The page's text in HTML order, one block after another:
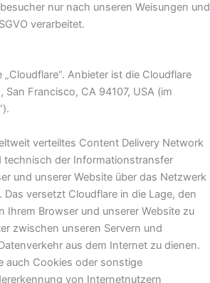
nur nach unseren Weisungen und
verarbeitet.
Anbieter ist die Cloudflare
San Francisco, CA 94107, USA (im
verteiltes Content Delivery Network
technisch der Informationstransfer
und unserer Website über das Netzwerk
versetzt Cloudflare in die Lage, den
Ihrem Browser und unserer Website zu
zwischen unseren Servern und
aus dem Internet zu dienen.
auch Cookies oder sonstige
von Internetnutzern